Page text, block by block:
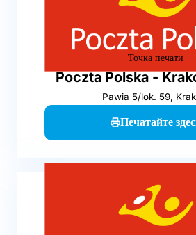
Точка печати
Poczta Polska -
Pawia 5/lok. 59,
Печатайте